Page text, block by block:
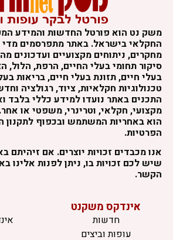
משק נט הוא פורטל החדשות והמידע
החקלאי בישראל. באתר מתפרסמים מדי
מחקרים, ניתוחים מקצועיים ועדכונים
סיקור תחומי בעלי החיים, הרפת, הלול,
בעלי חיים, תזונת בעלי חיים, בריאות
טכנולוגיות חקלאיות, ציוד, רגולציה
התכנים באתר נועדו למידע כללי בלבד
מקצועי, חקלאי, וטרינרי, משפטי או
הוא באחריות המשתמש ובכפוף לתקנון
הפרטיות.
אנו מכבדים זכויות יוצרים. אם זיהיתם
שיש לכם זכויות בו, ניתן לפנות אלינו
הקשר.
אינדקס משקנט
חדשות
עופות וביצים